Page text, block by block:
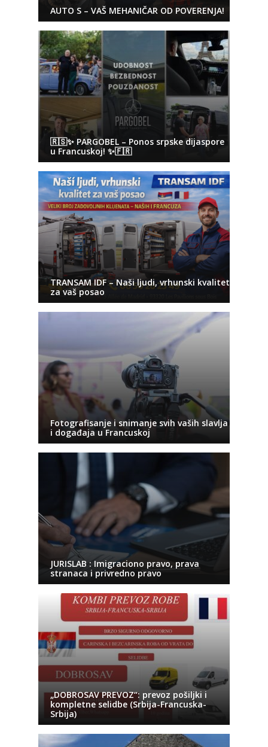
AUTO S – VAŠ MEHANIČAR OD POVERENJA!
🇷🇸✨ PARGOBEL – Ponos srpske dijaspore
u Francuskoj! ✨🇫🇷
TRANSAM IDF – Naši ljudi, vrhunski kvalitet
za vaš posao
Fotografisanje i snimanje svih vaših slavlja
i događaja u Francuskoj
JURISLAB : Imigraciono pravo, prava
stranaca i privredno pravo
„DOBROSAV PREVOZ“: prevoz pošiljki i
kompletne selidbe (Srbija-Francuska-
Srbija)